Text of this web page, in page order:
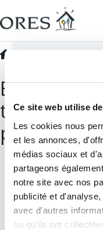
Ce site web utilise
Les cookies nous
et les annonces,
médias sociaux et
partageons
notre site avec nos
publicité et
avec d'autres
ou qu'ils ont
Skip to Content
EG-07
privé